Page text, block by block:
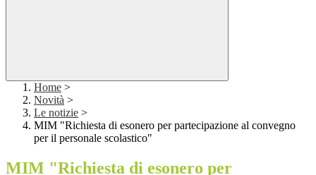
Home >
Novità >
Le notizie >
MIM "Richiesta di esonero per partecipazione al convegno
per il personale scolastico"
MIM "Richiesta di esonero per